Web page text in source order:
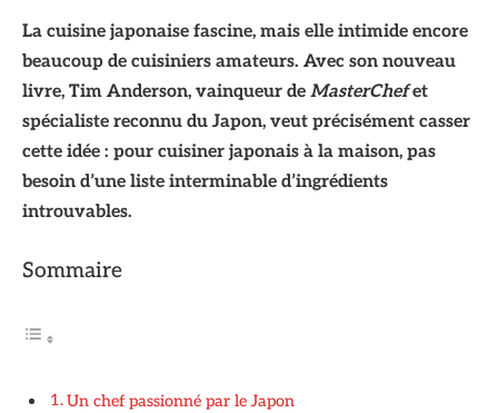
La cuisine japonaise fascine, mais elle intimide encore
beaucoup de cuisiniers amateurs. Avec son nouveau
livre, Tim Anderson, vainqueur de MasterChefet
spécialiste reconnu du Japon, veut précisément casser
cette idée : pour cuisiner japonais à la maison, pas
besoin d’une liste interminable d’ingrédients
introuvables.
Sommaire
Un chef passionné par le Japon